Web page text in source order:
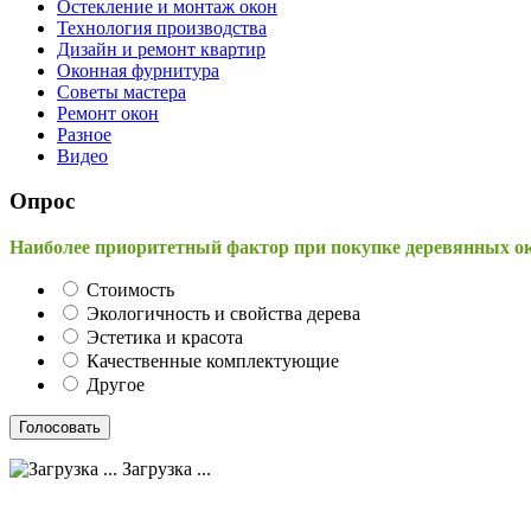
Остекление и монтаж окон
Технология производства
Дизайн и ремонт квартир
Оконная фурнитура
Советы мастера
Ремонт окон
Разное
Видео
Опрос
Наиболее приоритетный фактор при покупке деревянных
Стоимость
Экологичность и свойства дерева
Эстетика и красота
Качественные комплектующие
Другое
Загрузка ...